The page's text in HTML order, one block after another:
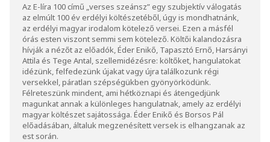
Az E-líra 100 című „verses szeánsz” egy szubjektív válogatás
az elmúlt 100 év erdélyi költészetéből, úgy is mondhatnánk,
az erdélyi magyar irodalom kötelező versei. Ezen a másfél
órás esten viszont semmi sem kötelező. Költői kalandozásra
hívják a nézőt az előadók, Éder Enikő, Tapasztó Ernő, Harsányi
Attila és Tege Antal, szellemidézésre: költőket, hangulatokat
idézünk, felfedezünk újakat vagy újra találkozunk régi
versekkel, páratlan szépségükben gyönyörködünk.
Félreteszünk mindent, ami hétköznapi és átengedjünk
magunkat annak a különleges hangulatnak, amely az erdélyi
magyar költészet sajátossága. Éder Enikő és Borsos Pál
előadásában, általuk megzenésített versek is elhangzanak az
est során.